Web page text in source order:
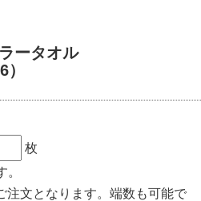
ータオル
枚
注文となります。端数も可能で